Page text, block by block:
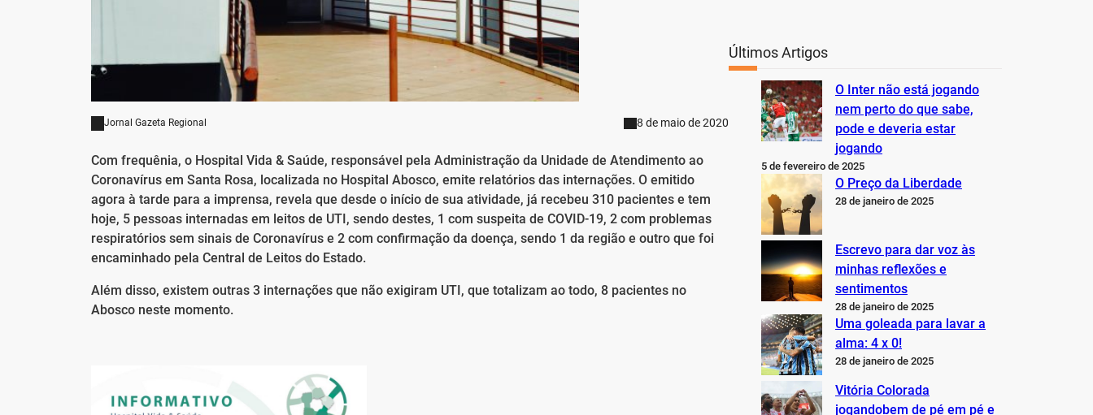
Jornal Gazeta Regional 8 de maio de 2020
Com frequênia, o Hospital Vida & Saúde, responsável pela Administração da Unidade de Atendimento ao
Coronavírus em Santa Rosa, localizada no Hospital Abosco, emite relatórios das internações. O emitido
agora à tarde para a imprensa, revela que desde o início de sua atividade, já recebeu 310 pacientes e tem
hoje, 5 pessoas internadas em leitos de UTI, sendo destes, 1 com suspeita de COVID-19, 2 com problemas
respiratórios sem sinais de Coronavírus e 2 com confirmação da doença, sendo 1 da região e outro que foi
encaminhado pela Central de Leitos do Estado.
Além disso, existem outras 3 internações que não exigiram UTI, que totalizam ao todo, 8 pacientes no
Abosco neste momento.
nem perto do que sabe,
pode e deveria estar
jogando
5 de fevereiro de 2025
O Preço da Liberdade
28 de janeiro de 2025
minhas reflexões e
sentimentos
28 de janeiro de 2025
Uma goleada para lavar a
alma: 4 x 0!
28 de janeiro de 2025
Vitória Colorada
jogandobem de pé em pé e
com gols de Rafael Borré!